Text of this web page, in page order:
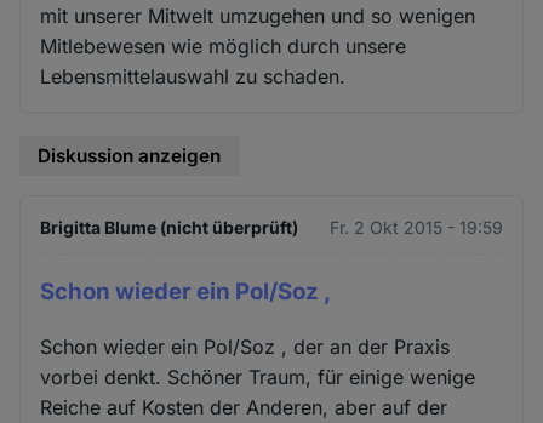
mit unserer Mitwelt umzugehen und so wenigen
Mitlebewesen wie möglich durch unsere
Lebensmittelauswahl zu schaden.
Diskussion anzeigen
Brigitta Blume (nicht überprüft) Fr. 2 Okt 2015 - 19:59
Schon wieder ein Pol/Soz ,
Schon wieder ein Pol/Soz , der an der Praxis
vorbei denkt. Schöner Traum, für einige wenige
Reiche auf Kosten der Anderen, aber auf der